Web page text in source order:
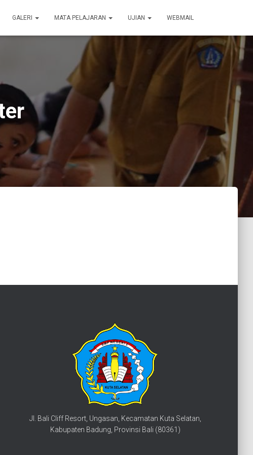
GALERI MATA PELAJARAN UJIAN WEBMAIL
Jl. Bali Cliff Resort, Ungasan, Kecamatan Kuta Selatan,
Kabupaten Badung, Provinsi Bali (80361)